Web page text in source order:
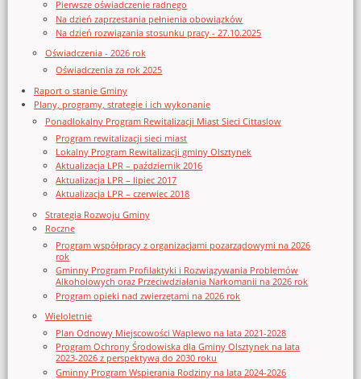
Pierwsze oświadczenie radnego
Na dzień zaprzestania pełnienia obowiązków
Na dzień rozwiązania stosunku pracy - 27.10.2025
Oświadczenia - 2026 rok
Oświadczenia za rok 2025
Raport o stanie Gminy
Plany, programy, strategie i ich wykonanie
Ponadlokalny Program Rewitalizacji Miast Sieci Cittaslow
Program rewitalizacji sieci miast
Lokalny Program Rewitalizacji gminy Olsztynek
Aktualizacja LPR – październik 2016
Aktualizacja LPR – lipiec 2017
Aktualizacja LPR – czerwiec 2018
Strategia Rozwoju Gminy
Roczne
Program współpracy z organizacjami pozarządowymi na 2026
rok
Gminny Program Profilaktyki i Rozwiązywania Problemów
Alkoholowych oraz Przeciwdziałania Narkomanii na 2026 rok
Program opieki nad zwierzętami na 2026 rok
Wieloletnie
Plan Odnowy Miejscowości Waplewo na lata 2021-2028
Program Ochrony Środowiska dla Gminy Olsztynek na lata
2023-2026 z perspektywą do 2030 roku
Gminny Program Wspierania Rodziny na lata 2024-2026